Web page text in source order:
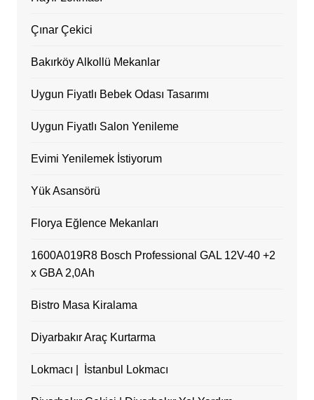
Çınar Çekici
Bakırköy Alkollü Mekanlar
Uygun Fiyatlı Bebek Odası Tasarımı
Uygun Fiyatlı Salon Yenileme
Evimi Yenilemek İstiyorum
Yük Asansörü
Florya Eğlence Mekanları
1600A019R8 Bosch Professional GAL 12V-40 +2
x GBA 2,0Ah
Bistro Masa Kiralama
Diyarbakır Araç Kurtarma
Lokmacı | İstanbul Lokmacı